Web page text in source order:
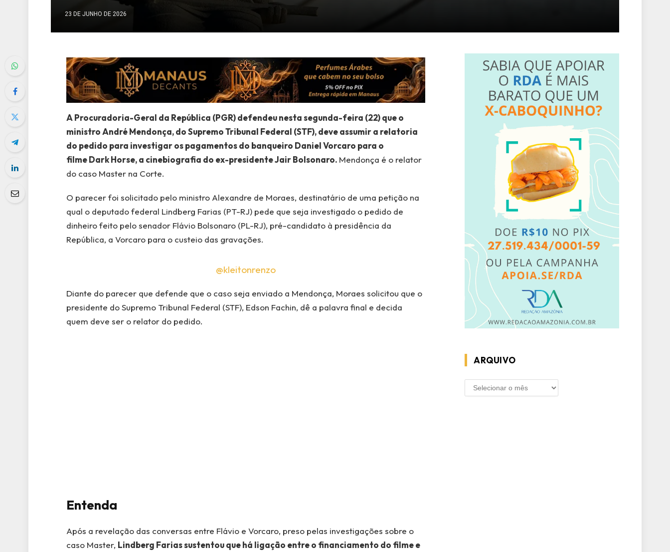
23 DE JUNHO DE 2026
A Procuradoria-Geral da República (PGR) defendeu nesta segunda-feira (22) que o
ministro André Mendonça, do Supremo Tribunal Federal (STF), deve assumir a relatoria
do pedido para investigar os pagamentos do banqueiro Daniel Vorcaro para o
filme Dark Horse, a cinebiografia do ex-presidente Jair Bolsonaro. Mendonça é o relator
do caso Master na Corte.
O parecer foi solicitado pelo ministro Alexandre de Moraes, destinatário de uma petição na
qual o deputado federal Lindberg Farias (PT-RJ) pede que seja investigado o pedido de
dinheiro feito pelo senador Flávio Bolsonaro (PL-RJ), pré-candidato à presidência da
República, a Vorcaro para o custeio das gravações.
@kleitonrenzo
Diante do parecer que defende que o caso seja enviado a Mendonça, Moraes solicitou que o
presidente do Supremo Tribunal Federal (STF), Edson Fachin, dê a palavra final e decida
quem deve ser o relator do pedido.
Entenda
Após a revelação das conversas entre Flávio e Vorcaro, preso pelas investigações sobre o
caso Master, Lindberg Farias sustentou que há ligação entre o financiamento do filme e
ARQUIVO
ARQUIVO